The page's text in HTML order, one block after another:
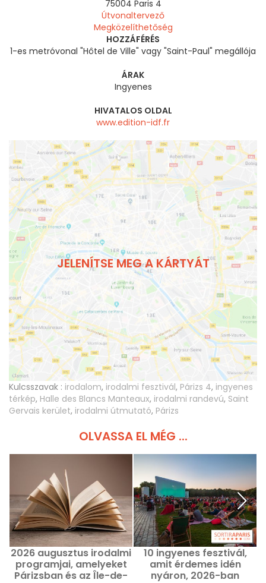
75004 Paris 4
Útvonaltervező
Megközelíthetőség
HOZZÁFÉRÉS
1-es metróvonal "Hôtel de Ville" vagy "Saint-Paul" megállója
ÁRAK
Ingyenes
HIVATALOS OLDAL
www.edition-idf.fr
JELENÍTSE MEG A KÁRTYÁT
Kulcsszavak : irodalom, irodalmi fesztivál, Párizs 4, ingyenes
térkép, Halle des Blancs Manteaux, irodalmi randevú, Saint
Gervais kerület, irodalmi útmutató, Párizs
OLVASSA EL MÉG ...
2026 augusztus irodalmi
programjai, amelyeket
Párizsban és az Île-de-
10 ingyenes fesztivál,
amit érdemes idén
nyáron, 2026-ban